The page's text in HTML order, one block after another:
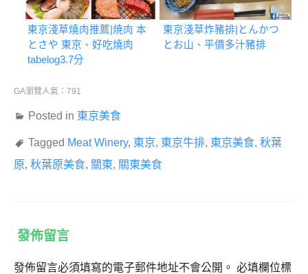
東京淺草燒肉推薦|焼肉 本
とさや 東京、好吃燒肉
tabelog3.7分
東京淺草炸豬排|とんかつ
とお山、平價多汁豬排
GA瀏覽人氣：791
Posted in 東京美食
Tagged Meat Winery, 東京, 東京牛排, 東京美食, 秋葉
原, 秋葉原美食, 關東, 關東美食
發佈留言
發佈留言必須填寫的電子郵件地址不會公開。 必填欄位標